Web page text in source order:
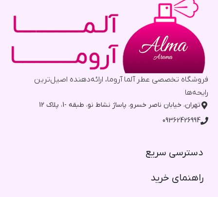
فروشگاه تخصصی عطر آلما آروما، ارائه‌دهنده اصیل‌ترین
رایحه‌ها
تهران، خیابان ناصر خسرو، پاساژ نشاط نو، طبقه -1، پلاک 12
09362426994
دسترسی سریع​
راهنمای خرید​